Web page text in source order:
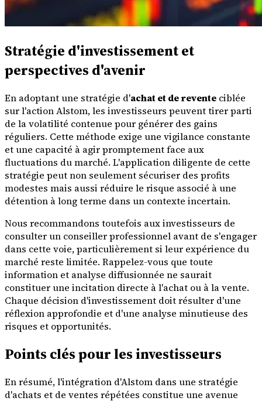
Stratégie d'investissement et
perspectives d'avenir
En adoptant une stratégie d'achat et de revente ciblée
sur l'action Alstom, les investisseurs peuvent tirer parti
de la volatilité contenue pour générer des gains
réguliers. Cette méthode exige une vigilance constante
et une capacité à agir promptement face aux
fluctuations du marché. L'application diligente de cette
stratégie peut non seulement sécuriser des profits
modestes mais aussi réduire le risque associé à une
détention à long terme dans un contexte incertain.
Nous recommandons toutefois aux investisseurs de
consulter un conseiller professionnel avant de s'engager
dans cette voie, particulièrement si leur expérience du
marché reste limitée. Rappelez-vous que toute
information et analyse diffusionnée ne saurait
constituer une incitation directe à l'achat ou à la vente.
Chaque décision d'investissement doit résulter d'une
réflexion approfondie et d'une analyse minutieuse des
risques et opportunités.
Points clés pour les investisseurs
En résumé, l'intégration d'Alstom dans une stratégie
d'achats et de ventes répétées constitue une avenue